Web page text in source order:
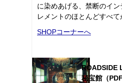
に染めあげる、禁断のイ
レメントのほとんどすべて
SHOPコーナーへ
ROADSIDE
秘宝館（